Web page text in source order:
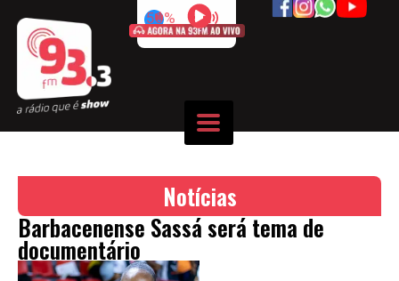
50%
Notícias
Barbacenense Sassá será tema de
documentário